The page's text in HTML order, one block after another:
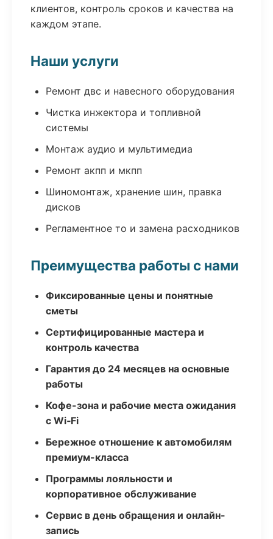
клиентов, контроль сроков и качества на
каждом этапе.
Наши услуги
Ремонт двс и навесного оборудования
Чистка инжектора и топливной
системы
Монтаж аудио и мультимедиа
Ремонт акпп и мкпп
Шиномонтаж, хранение шин, правка
дисков
Регламентное то и замена расходников
Преимущества работы с нами
Фиксированные цены и понятные
сметы
Сертифицированные мастера и
контроль качества
Гарантия до 24 месяцев на основные
работы
Кофе-зона и рабочие места ожидания
с Wi‑Fi
Бережное отношение к автомобилям
премиум-класса
Программы лояльности и
корпоративное обслуживание
Сервис в день обращения и онлайн-
запись